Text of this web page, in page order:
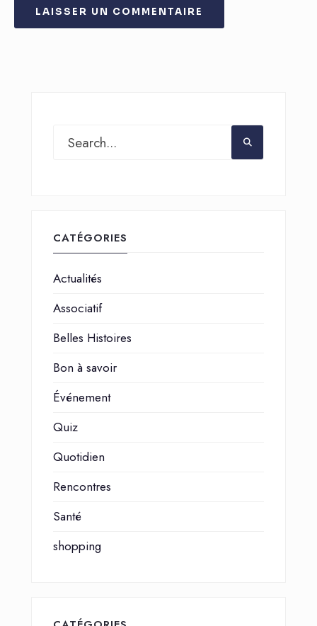
CATÉGORIES
Actualités
Associatif
Belles Histoires
Bon à savoir
Événement
Quiz
Quotidien
Rencontres
Santé
shopping